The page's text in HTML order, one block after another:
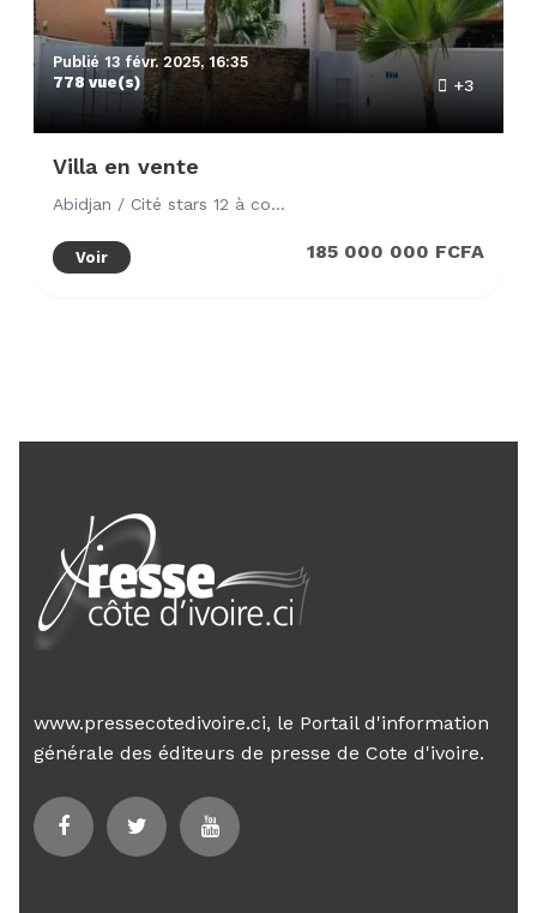
Publié 13 févr. 2025, 16:35
778 vue(s)
+3
Villa en vente
Abidjan / Cité stars 12 à cocody angré 9e tranche
Voir 185 000 000 FCFA
www.pressecotedivoire.ci, le Portail d'information
générale des éditeurs de presse de Cote d'ivoire.